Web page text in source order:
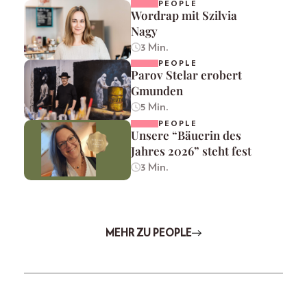
PEOPLE
Wordrap mit Szilvia
Nagy
3 Min.
PEOPLE
Parov Stelar erobert
Gmunden
5 Min.
PEOPLE
Unsere “Bäuerin des
Jahres 2026” steht fest
3 Min.
MEHR ZU PEOPLE